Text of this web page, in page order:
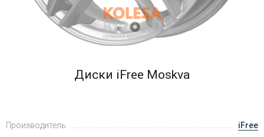
Диски iFree Moskva
Производитель
iFree